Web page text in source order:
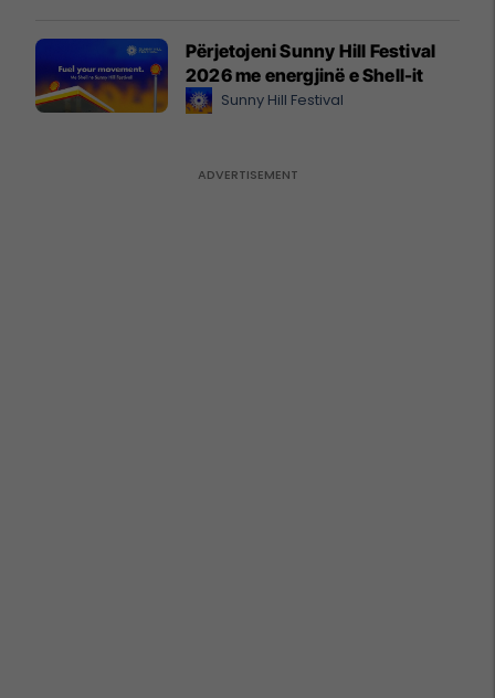
Përjetojeni Sunny Hill Festival
2026 me energjinë e Shell-it
Sunny Hill Festival